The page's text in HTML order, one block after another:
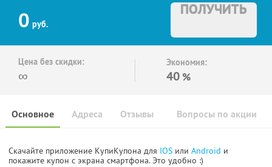
0 руб.
ПОЛУЧИТЬ
Цена без скидки:
∞
Экономия:
40 %
Основное Отзывы Вопросы по акции
Адреса
Скачайте приложение КупиКупона для IOS или Android и
покажите купон с экрана смартфона. Это удобно :)